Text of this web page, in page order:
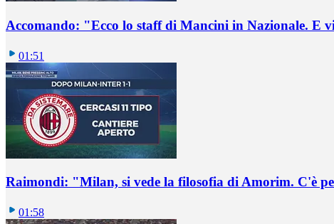
Accomando: "Ecco lo staff di Mancini in Nazionale. E
01:51
Raimondi: "Milan, si vede la filosofia di Amorim. C'è
01:58